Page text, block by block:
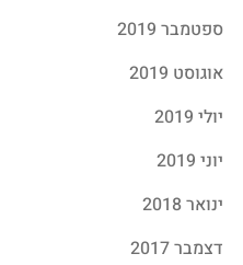
ספטמבר 2019
אוגוסט 2019
יולי 2019
יוני 2019
ינואר 2018
דצמבר 2017